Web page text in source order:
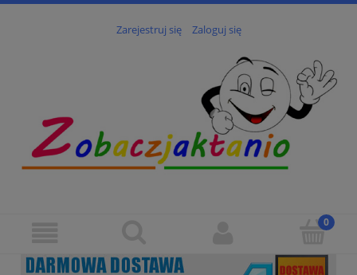
Zarejestruj się Zaloguj się